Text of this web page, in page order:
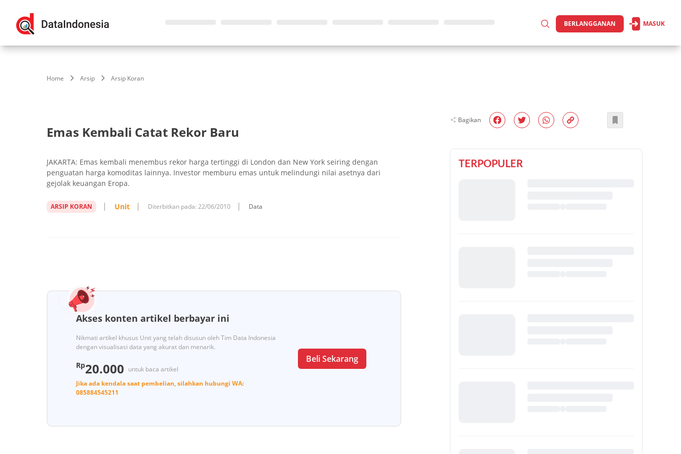
BERLANGGANAN MASUK
Home Arsip Arsip Koran
Emas Kembali Catat Rekor Baru
JAKARTA: Emas kembali menembus rekor harga tertinggi di London dan New York seiring dengan
penguatan harga komoditas lainnya. Investor memburu emas untuk melindungi nilai asetnya dari
gejolak keuangan Eropa.
ARSIP KORAN Unit Diterbitkan pada: 22/06/2010 Data
Akses konten artikel berbayar ini
Nikmati artikel khusus Unit yang telah disusun oleh Tim Data Indonesia
dengan visualisasi data yang akurat dan menarik.
Rp20.000 untuk baca artikel
Jika ada kendala saat pembelian, silahkan hubungi WA:
085884545211
Beli Sekarang
Bagikan
TERPOPULER